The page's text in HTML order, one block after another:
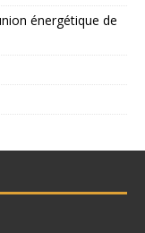
énergétique de